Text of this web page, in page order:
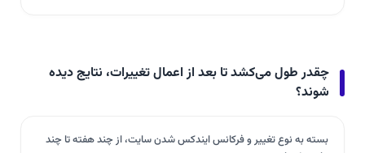
چقدر طول می‌کشد تا بعد از اعمال تغییرات، نتایج دیده
شوند؟
بسته به نوع تغییر و فرکانس ایندکس‌ شدن سایت، از چند هفته تا چند